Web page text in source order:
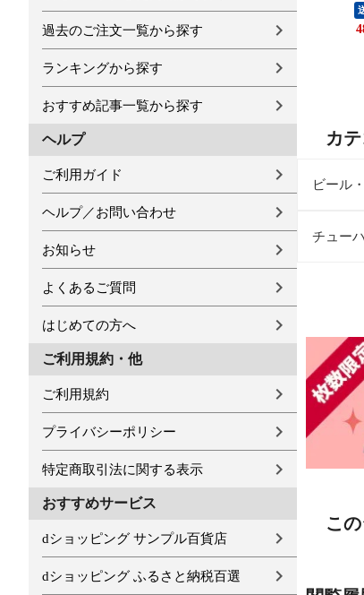
過去のご注文一覧から探す
ランキングから探す
おすすめ記事一覧から探す
ヘルプ
ご利用ガイド
ヘルプ／お問い合わせ
お知らせ
よくあるご質問
はじめての方へ
ご利用規約・他
ご利用規約
プライバシーポリシー
特定商取引法に関する表示
おすすめサービス
dショッピング サンプル百貨店
dショッピング ふるさと納税百選
543
カ
ビール
チュー
こ